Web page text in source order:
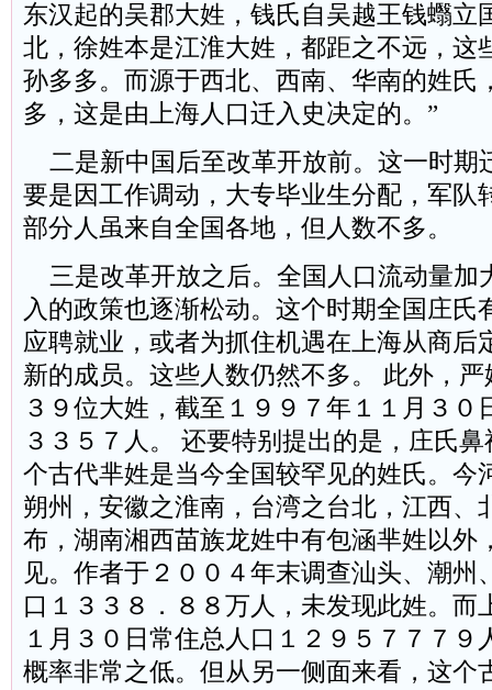
东汉起的吴郡大姓，钱氏自吴越王钱蠮立
北，徐姓本是江淮大姓，都距之不远，这
孙多多。而源于西北、西南、华南的姓氏
多，这是由上海人口迁入史决定的。”
二是新中国后至改革开放前。这一时期
要是因工作调动，大专毕业生分配，军队
部分人虽来自全国各地，但人数不多
三是改革开放之后。全国人口流动量加
入的政策也逐渐松动。这个时期全国庄氏
应聘就业，或者为抓住机遇在上海从商后
新的成员。这些人数仍然不多。 此外，
３９位大姓，截至１９９７年１１月３０
３３５７人。 还要特别提出的是，庄氏
个古代芈姓是当今全国较罕见的姓氏。今
朔州，安徽之淮南，台湾之台北，江西、
布，湖南湘西苗族龙姓中有包涵芈姓以外
见。作者于２００４年末调查汕头、潮州
口１３３８．８８万人，未发现此姓。而
１月３０日常住总人口１２９５７７７９
概率非常之低。但从另一侧面来看，这个